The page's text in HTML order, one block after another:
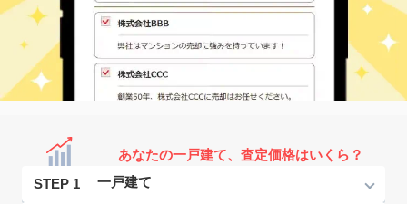
あなたの一戸建て、査定価格はいくら？
STEP 1